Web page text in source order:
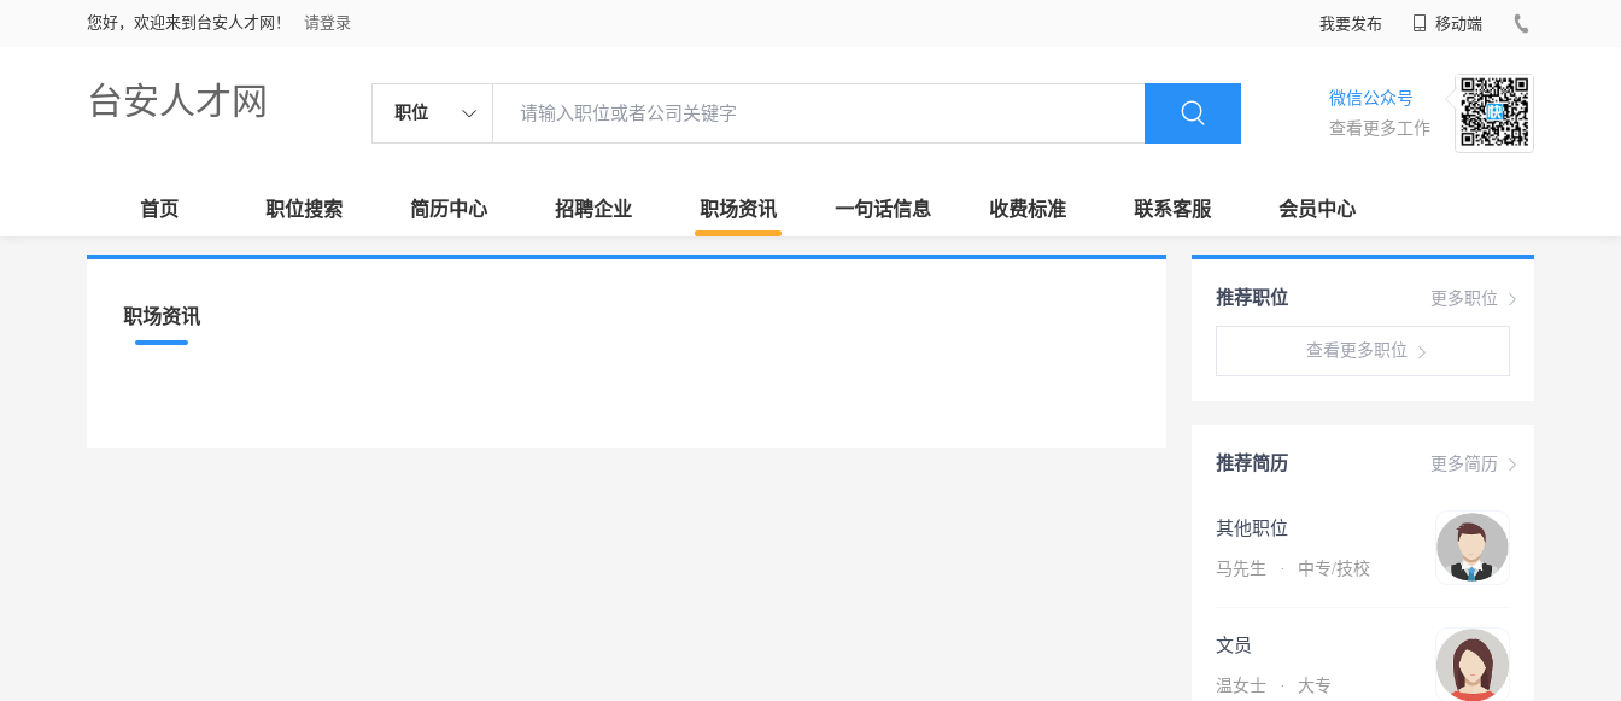
您好，欢迎来到台安人才网！ 请登录 我要发布 移动端
台安人才网 职位
微信公众号
查看更多工作
首页 职位搜索 简历中心 招聘企业 职场资讯 一句话信息 收费标准 联系客服 会员中心
职场资讯
更多职位
推荐职位
查看更多职位
更多简历
推荐简历
其他职位
马先生 · 中专/技校
文员
温女士 · 大专